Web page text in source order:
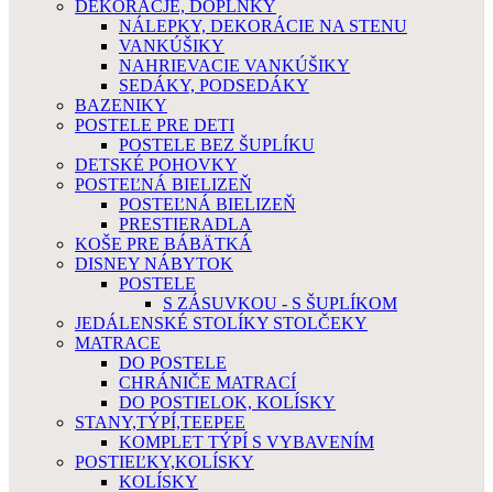
DEKORACJE, DOPLŇKY
NÁLEPKY, DEKORÁCIE NA STENU
VANKÚŠIKY
NAHRIEVACIE VANKÚŠIKY
SEDÁKY, PODSEDÁKY
BAZENIKY
POSTELE PRE DETI
POSTELE BEZ ŠUPLÍKU
DETSKÉ POHOVKY
POSTEĽNÁ BIELIZEŇ
POSTEĽNÁ BIELIZEŇ
PRESTIERADLA
KOŠE PRE BÁBÄTKÁ
DISNEY NÁBYTOK
POSTELE
S ZÁSUVKOU - S ŠUPLÍKOM
JEDÁLENSKÉ STOLÍKY STOLČEKY
MATRACE
DO POSTELE
CHRÁNIČE MATRACÍ
DO POSTIELOK, KOLÍSKY
STANY,TÝPÍ,TEEPEE
KOMPLET TÝPÍ S VYBAVENÍM
POSTIEĽKY,KOLÍSKY
KOLÍSKY